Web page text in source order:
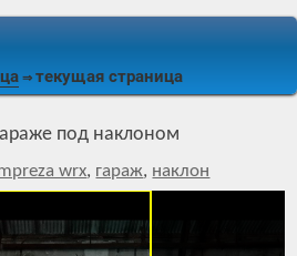
⇒ текущая страница
под наклоном
wrx, гараж, наклон